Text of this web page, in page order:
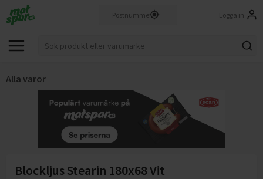
Logga in
Alla varor
Blockljus Stearin 180x68 Vit